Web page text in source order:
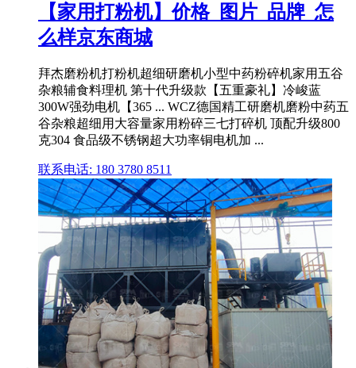
【家用打粉机】价格_图片_品牌_怎
么样京东商城
拜杰磨粉机打粉机超细研磨机小型中药粉碎机家用五谷
杂粮辅食料理机 第十代升级款【五重豪礼】冷峻蓝
300W强劲电机【365 ... WCZ德国精工研磨机磨粉中药五
谷杂粮超细用大容量家用粉碎三七打碎机 顶配升级800
克304 食品级不锈钢超大功率铜电机加 ...
联系电话: 180 3780 8511